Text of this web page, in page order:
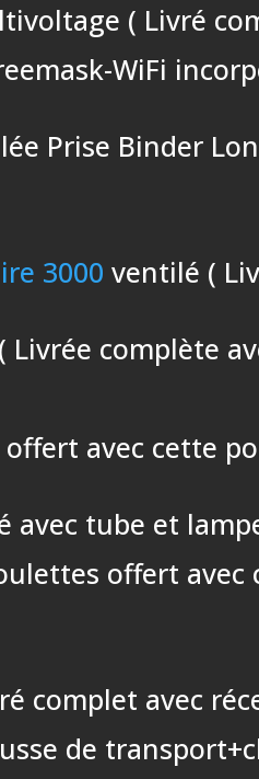
( Livré
WiFi
Prise Binder
3000 ventilé (
( Livrée complète
avec cette
avec tube et
offert avec
complet avec
de